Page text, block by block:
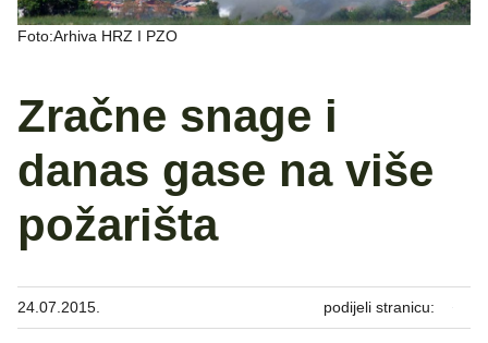
Foto:Arhiva HRZ I PZO
Zračne snage i
danas gase na više
požarišta
24.07.2015. podijeli stranicu: